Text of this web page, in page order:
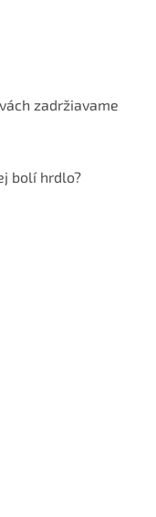
zadržiavame
bolí hrdlo?